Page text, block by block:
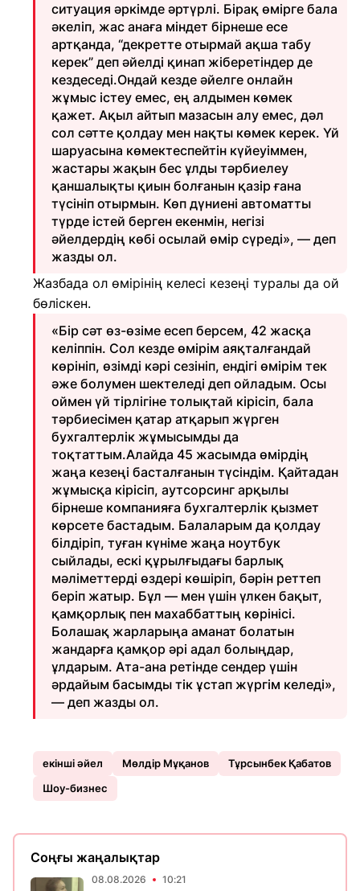
ситуация әркімде әртүрлі. Бірақ өмірге бала
әкеліп, жас анаға міндет бірнеше есе
артқанда, “декретте отырмай ақша табу
керек” деп әйелді қинап жіберетіндер де
кездеседі.Ондай кезде әйелге онлайн
жұмыс істеу емес, ең алдымен көмек
қажет. Ақыл айтып мазасын алу емес, дәл
сол сәтте қолдау мен нақты көмек керек. Үй
шаруасына көмектеспейтін күйеуіммен,
жастары жақын бес ұлды тәрбиелеу
қаншалықты қиын болғанын қазір ғана
түсініп отырмын. Көп дүниені автоматты
түрде істей берген екенмін, негізі
әйелдердің көбі осылай өмір сүреді», — деп
жазды ол.
Жазбада ол өмірінің келесі кезеңі туралы да ой
бөліскен.
«Бір сәт өз-өзіме есеп берсем, 42 жасқа
келіппін. Сол кезде өмірім аяқталғандай
көрініп, өзімді кәрі сезініп, ендігі өмірім тек
әже болумен шектеледі деп ойладым. Осы
оймен үй тірлігіне толықтай кірісіп, бала
тәрбиесімен қатар атқарып жүрген
бухгалтерлік жұмысымды да
тоқтаттым.Алайда 45 жасымда өмірдің
жаңа кезеңі басталғанын түсіндім. Қайтадан
жұмысқа кірісіп, аутсорсинг арқылы
бірнеше компанияға бухгалтерлік қызмет
көрсете бастадым. Балаларым да қолдау
білдіріп, туған күніме жаңа ноутбук
сыйлады, ескі құрылғыдағы барлық
мәліметтерді өздері көшіріп, бәрін реттеп
беріп жатыр. Бұл — мен үшін үлкен бақыт,
қамқорлық пен махаббаттың көрінісі.
Болашақ жарларыңа аманат болатын
жандарға қамқор әрі адал болыңдар,
ұлдарым. Ата-ана ретінде сендер үшін
әрдайым басымды тік ұстап жүргім келеді»,
— деп жазды ол.
екінші әйел Мөлдір Мұқанов
Тұрсынбек Қабатов
Шоу-бизнес
Соңғы жаңалықтар
08.08.2026 10:21